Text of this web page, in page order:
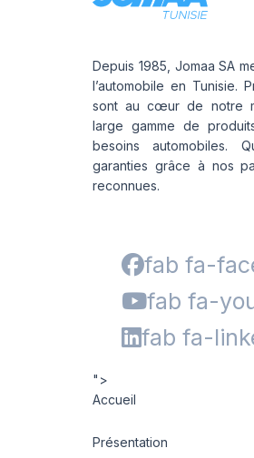
Depuis 1985, Jomaa SA
l’automobile en Tunisie.
sont au cœur de notre
large gamme de
besoins automobiles.
garanties grâce à nos
reconnues.
fab fa-
fab fa-
fab fa-
">
Accueil
Présentation